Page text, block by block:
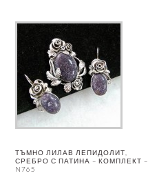
ТЪМНО ЛИЛАВ ЛЕПИДОЛИТ,
СРЕБРО С ПАТИНА – КОМПЛЕКТ –
N765